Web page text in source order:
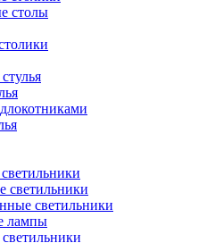
столы
светильники
светильники
лампы